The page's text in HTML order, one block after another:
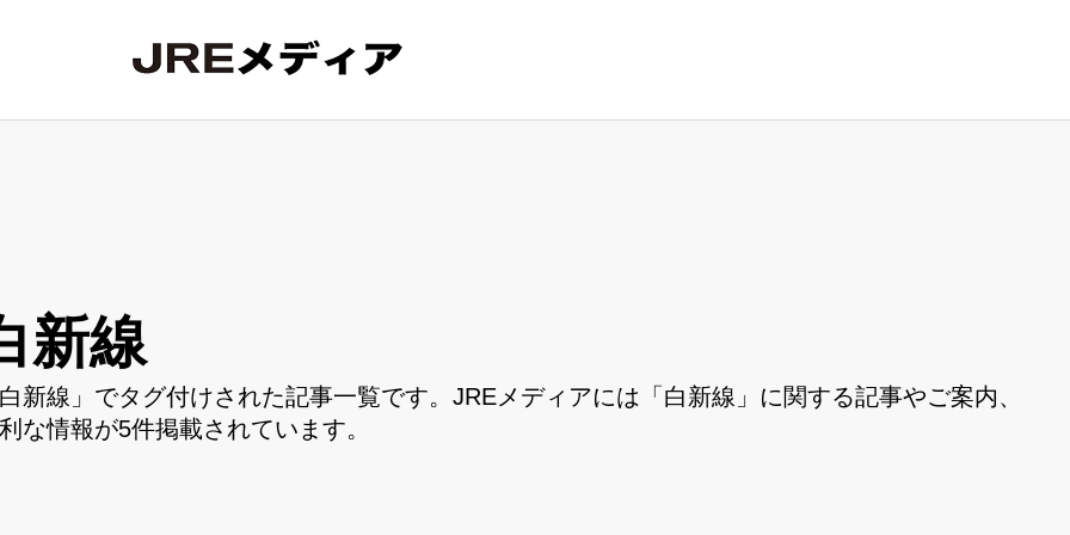
新線
新線」でタグ付けされた記事一覧です。JREメディアには「白新線」に関する記事やご案内、
な情報が5件掲載されています。